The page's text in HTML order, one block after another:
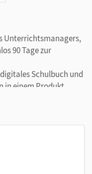
Unterrichtsmanagers,
90 Tage zur
Schulbuch und
einem Produkt.
er Ihre